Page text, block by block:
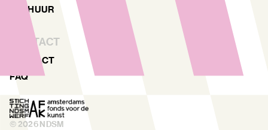
VERHUUR
CONTACT
CONTACT
FAQ
© 2026NDSM